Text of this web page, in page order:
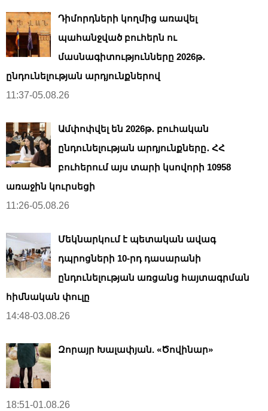
Դիմորդների կողմից առավել
պահանջված բուհերն ու
մասնագիտությունները 2026թ․
ընդունելության արդյունքներով
11:37-05.08.26
Ամփոփվել են 2026թ․ բուհական
ընդունելության արդյունքները․ ՀՀ
բուհերում այս տարի կսովորի 10958
առաջին կուրսեցի
11:26-05.08.26
Մեկնարկում է պետական ավագ
դպրոցների 10-րդ դասարանի
ընդունելության առցանց հայտագրման
հիմնական փուլը
14:48-03.08.26
Զորայր Խալափյան. «Ծովինար»
18:51-01.08.26